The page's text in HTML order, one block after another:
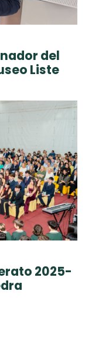
del
Liste
2025-